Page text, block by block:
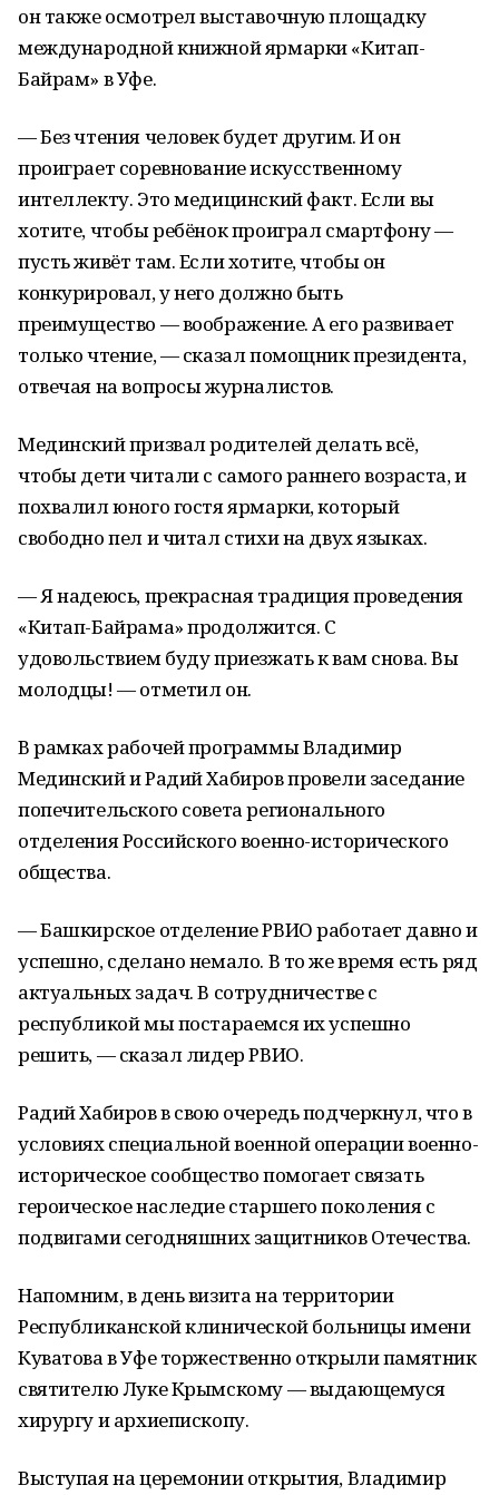
он также осмотрел выставочную площадку
международной книжной ярмарки «Китап-
Байрам» в Уфе.
— Без чтения человек будет другим. И он
проиграет соревнование искусственному
интеллекту. Это медицинский факт. Если вы
хотите, чтобы ребёнок проиграл смартфону —
пусть живёт там. Если хотите, чтобы он
конкурировал, у него должно быть
преимущество — воображение. А его развивает
только чтение, — сказал помощник президента,
отвечая на вопросы журналистов.
Мединский призвал родителей делать всё,
чтобы дети читали с самого раннего возраста, и
похвалил юного гостя ярмарки, который
свободно пел и читал стихи на двух языках.
— Я надеюсь, прекрасная традиция проведения
«Китап-Байрама» продолжится. С
удовольствием буду приезжать к вам снова. Вы
молодцы! — отметил он.
В рамках рабочей программы Владимир
Мединский и Радий Хабиров провели заседание
попечительского совета регионального
отделения Российского военно-исторического
общества.
— Башкирское отделение РВИО работает давно и
успешно, сделано немало. В то же время есть ряд
актуальных задач. В сотрудничестве с
республикой мы постараемся их успешно
решить, — сказал лидер РВИО.
Радий Хабиров в свою очередь подчеркнул, что в
условиях специальной военной операции военно-
историческое сообщество помогает связать
героическое наследие старшего поколения с
подвигами сегодняшних защитников Отечества.
Напомним, в день визита на территории
Республиканской клинической больницы имени
Куватова в Уфе торжественно открыли памятник
святителю Луке Крымскому — выдающемуся
хирургу и архиепископу.
Выступая на церемонии открытия, Владимир